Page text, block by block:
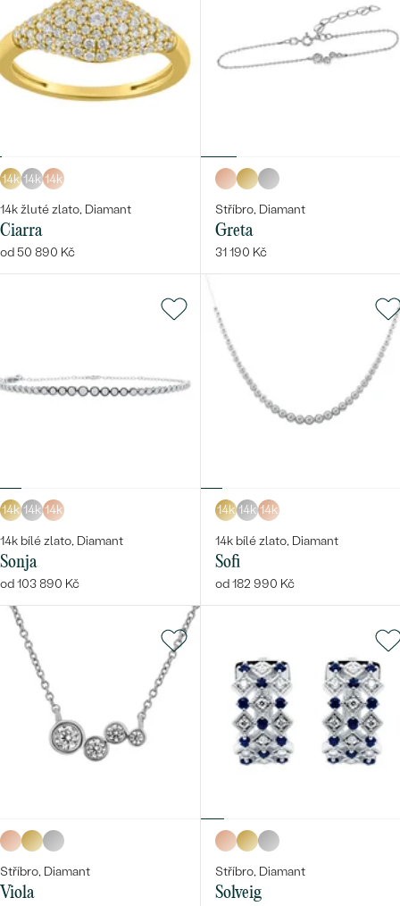
14k 14k 14k
14k žluté zlato, Diamant
Ciarra
od 50 890 Kč
Stříbro, Diamant
Greta
31 190 Kč
14k 14k 14k
14k bílé zlato, Diamant
Sonja
od 103 890 Kč
14k 14k 14k
14k bílé zlato, Diamant
Sofi
od 182 990 Kč
Stříbro, Diamant
Viola
Stříbro, Diamant
Solveig